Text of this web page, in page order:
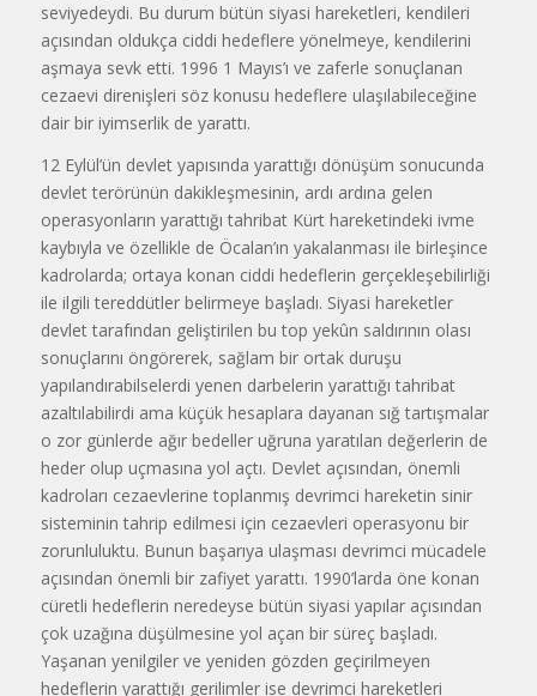
seviyedeydi. Bu durum bütün siyasi hareketleri, kendileri
açısından oldukça ciddi hedeflere yönelmeye, kendilerini
aşmaya sevk etti. 1996 1 Mayıs’ı ve zaferle sonuçlanan
cezaevi direnişleri söz konusu hedeflere ulaşılabileceğine
dair bir iyimserlik de yarattı.
12 Eylül’ün devlet yapısında yarattığı dönüşüm sonucunda
devlet terörünün dakikleşmesinin, ardı ardına gelen
operasyonların yarattığı tahribat Kürt hareketindeki ivme
kaybıyla ve özellikle de Öcalan’ın yakalanması ile birleşince
kadrolarda; ortaya konan ciddi hedeflerin gerçekleşebilirliği
ile ilgili tereddütler belirmeye başladı. Siyasi hareketler
devlet tarafından geliştirilen bu top yekûn saldırının olası
sonuçlarını öngörerek, sağlam bir ortak duruşu
yapılandırabilselerdi yenen darbelerin yarattığı tahribat
azaltılabilirdi ama küçük hesaplara dayanan sığ tartışmalar
o zor günlerde ağır bedeller uğruna yaratılan değerlerin de
heder olup uçmasına yol açtı. Devlet açısından, önemli
kadroları cezaevlerine toplanmış devrimci hareketin sinir
sisteminin tahrip edilmesi için cezaevleri operasyonu bir
zorunluluktu. Bunun başarıya ulaşması devrimci mücadele
açısından önemli bir zafiyet yarattı. 1990’larda öne konan
cüretli hedeflerin neredeyse bütün siyasi yapılar açısından
çok uzağına düşülmesine yol açan bir süreç başladı.
Yaşanan yenilgiler ve yeniden gözden geçirilmeyen
hedeflerin yarattığı gerilimler ise devrimci hareketleri